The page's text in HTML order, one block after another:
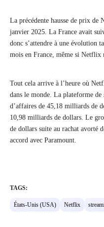
La précédente hausse de prix
janvier 2025. La France avait
donc s’attendre à une évolution
mois en France, même si Netflix
Tout cela arrive à l’heure où
dans le monde. La plateforme
d’affaires de 45,18 milliards de
10,98 milliards de dollars. Le
de dollars suite au rachat avorté
accord avec Paramount.
TAGS:
États-Unis (USA) Netflix